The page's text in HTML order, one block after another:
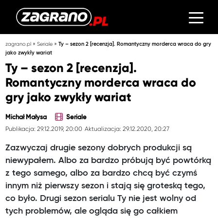
zagrano.pl »Seriale »Ty – sezon 2 [recenzja]. Romantyczny morderca wraca do gry
jako zwykły wariat
Ty – sezon 2 [recenzja].
Romantyczny morderca wraca do
gry jako zwykły wariat
Michał Małysa Seriale
Publikacja: 29.12.2019, 20:00 Aktualizacja: 29.12.2020, 20:27
Zazwyczaj drugie sezony dobrych produkcji są
niewypałem. Albo za bardzo próbują być powtórką
z tego samego, albo za bardzo chcą być czymś
innym niż pierwszy sezon i stają się groteską tego,
co było. Drugi sezon serialu Ty nie jest wolny od
tych problemów, ale ogląda się go całkiem